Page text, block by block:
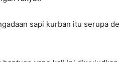
sapi kurban itu serupa